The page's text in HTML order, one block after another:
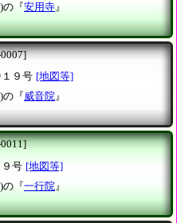
の『安用寺』
９号 [地図等]
の『威音院』
号 [地図等]
の『一行院 』